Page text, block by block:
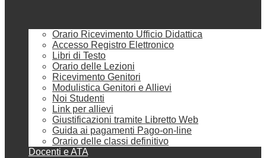
Orario Ricevimento Ufficio Didattica
Accesso Registro Elettronico
Libri di Testo
Orario delle Lezioni
Ricevimento Genitori
Modulistica Genitori e Allievi
Noi Studenti
Link per allievi
Giustificazioni tramite Libretto Web
Guida ai pagamenti Pago-on-line
Orario delle classi definitivo
Docenti e ATA